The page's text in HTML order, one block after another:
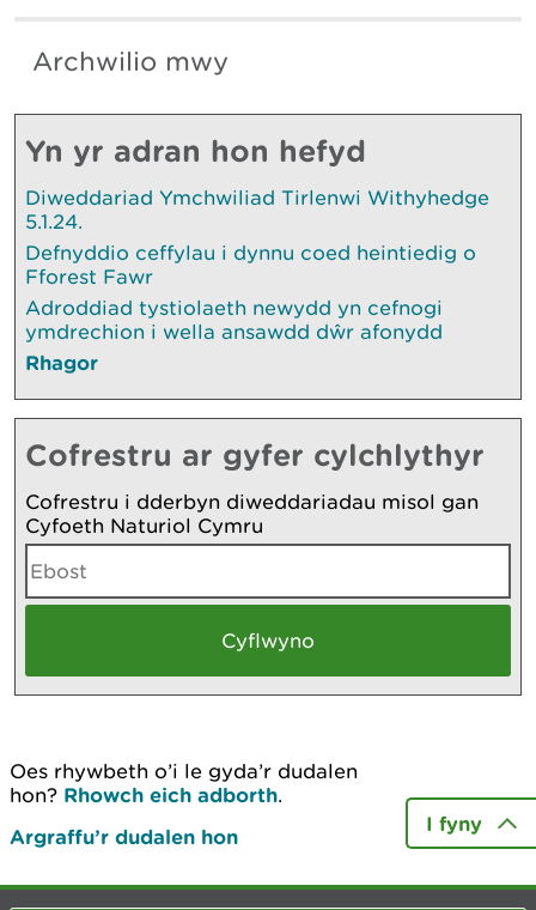
Archwilio mwy
Yn yr adran hon hefyd
Diweddariad Ymchwiliad Tirlenwi Withyhedge
5.1.24.
Defnyddio ceffylau i dynnu coed heintiedig o
Fforest Fawr
Adroddiad tystiolaeth newydd yn cefnogi
ymdrechion i wella ansawdd dŵr afonydd
Rhagor
Cofrestru ar gyfer cylchlythyr
Cofrestru i dderbyn diweddariadau misol gan
Cyfoeth Naturiol Cymru
Oes rhywbeth o’i le gyda’r dudalen
hon? Rhowch eich adborth.
Argraffu’r dudalen hon
I fyny